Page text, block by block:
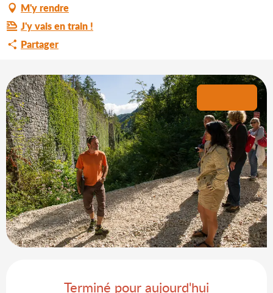
M'y rendre
J'y vais en train !
Partager
Terminé pour aujourd'hui